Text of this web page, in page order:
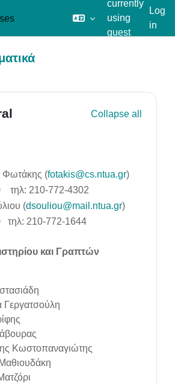
currently
using
guest
Log
in
Collapse all
Φωτάκης (fotakis@cs.ntua.gr)
τηλ: 210-772-4302
(dsouliou@mail.ntua.gr)
τηλ: 210-772-1644
και Γραπτών
Γεργατσούλη
Κωστοπαναγιώτης